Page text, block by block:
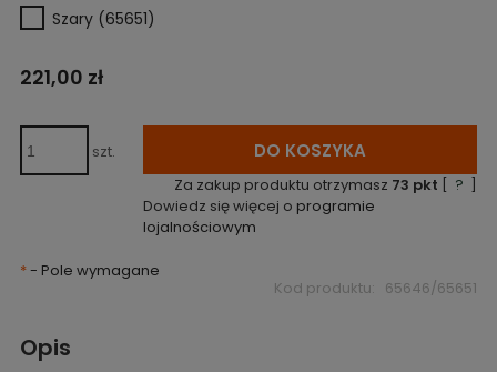
Szary (65651)
221,00 zł
szt. DO KOSZYKA
Za zakup produktu otrzymasz 73 pkt [ ? ]
Dowiedz się więcej o programie
lojalnościowym
*- Pole wymagane
Kod produktu: 65646/65651
Opis